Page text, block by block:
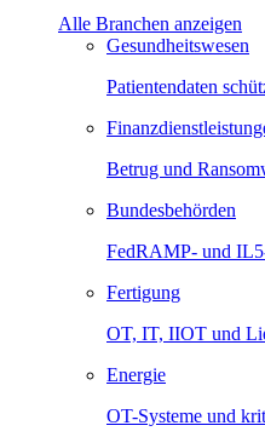
Alle Branchen anzeigen
Gesundheitswesen
Patientendaten
Betrug und
Bundesbehörden
FedRAMP- und
Fertigung
OT, IT, IIOT und
Energie
OT-Systeme und